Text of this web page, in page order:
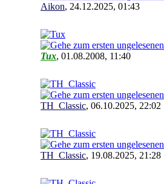
Aikon, 24.12.2025, 01:43
Tux, 01.08.2008, 11:40
TH_Classic, 06.10.2025, 22:02
TH_Classic, 19.08.2025, 21:28